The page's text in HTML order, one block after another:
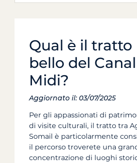
Qual è il tratto
bello del
Midi?
Aggiornato il: 03/07/2025
Per gli appassionati di
di visite culturali, il tratto tra
Somail è particolarmente
il percorso troverete una
concentrazione di luoghi